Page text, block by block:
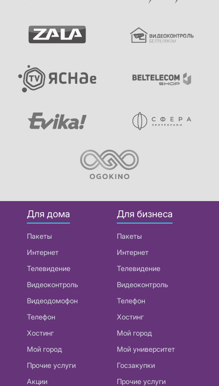
Для дома
Пакеты
Интернет
Телевидение
Видеоконтроль
Видеодомофон
Телефон
Хостинг
Мой город
Прочие услуги
Акции
Для бизнеса
Пакеты
Интернет
Телевидение
Видеоконтроль
Телефон
Хостинг
Мой город
Мой университет
Госзакупки
Прочие услуги